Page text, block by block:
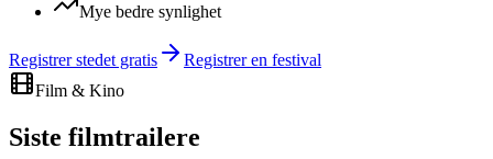
Mye bedre synlighet
Registrer stedet gratis
Registrer en festival
Film & Kino
Siste filmtrailere